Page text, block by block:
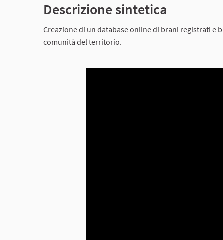
Descrizione sintetica
Creazione di un database online di brani registrati e
comunità del territorio.